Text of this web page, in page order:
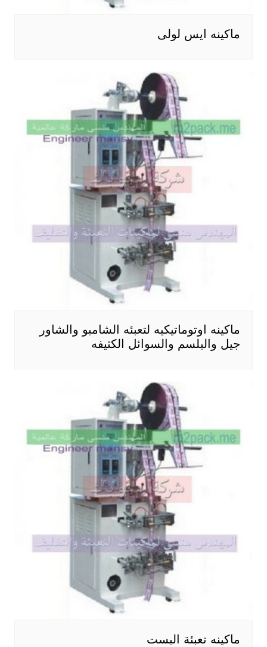
ماكينه ايس لولى
ماكينه اوتوماتيكيه لتعبئه الشامبو والشاور
جيل والبلسم والسوائل الكثيفه
ماكينه تعبئة البست